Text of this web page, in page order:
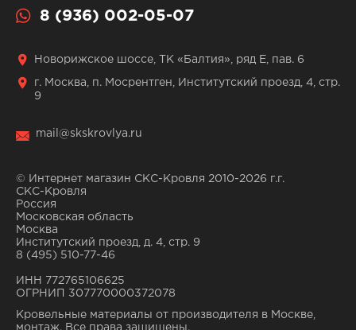
8 (936) 002-05-07
Новорижское шоссе, ТК «Балтия», ряд Е, пав. 6
г. Москва, п. Мосрентген, Институтский проезд, 4, стр.
9
mail@skskrovlya.ru
© Интернет магазин СКС-Кровля 2010-2026 г.г.
СКС-Кровля
Россия
Московская область
Москва
Институтский проезд, д. 4, стр. 9
8 (495) 510-77-46
ИНН 772765106625
ОГРНИП 307770000372078
Кровельные материалы от производителя в Москве,
монтаж. Все права защищены.